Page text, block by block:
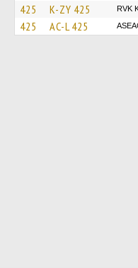
425 K-ZY 425 RVK
425 AC-L 425